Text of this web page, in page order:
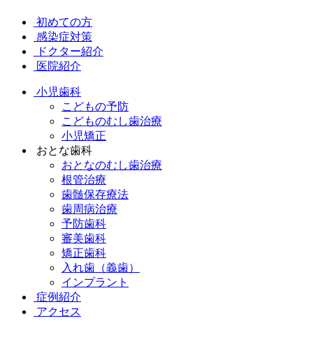
初めての方
感染症対策
ドクター紹介
医院紹介
小児歯科
こどもの予防
こどものむし歯治療
小児矯正
おとな歯科
おとなのむし歯治療
根管治療
歯髄保存療法
歯周病治療
予防歯科
審美歯科
矯正歯科
入れ歯（義歯）
インプラント
症例紹介
アクセス